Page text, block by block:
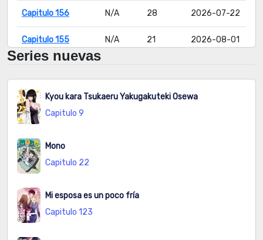
Capitulo 156 N/A 28 2026-07-22
Capitulo 155 N/A 21 2026-08-01
Capitulo 153 N/A 20 2026-07-22
Capitulo 152
Capitulo 151
Capitulo 150
Capitulo 149 N/A
Capitulo 148
Series nuevas
Kyou kara Tsukaeru Yakugakuteki Osewa
Capitulo 9
Mono
Capitulo 22
Mi esposa es un poco fría
Capitulo 123